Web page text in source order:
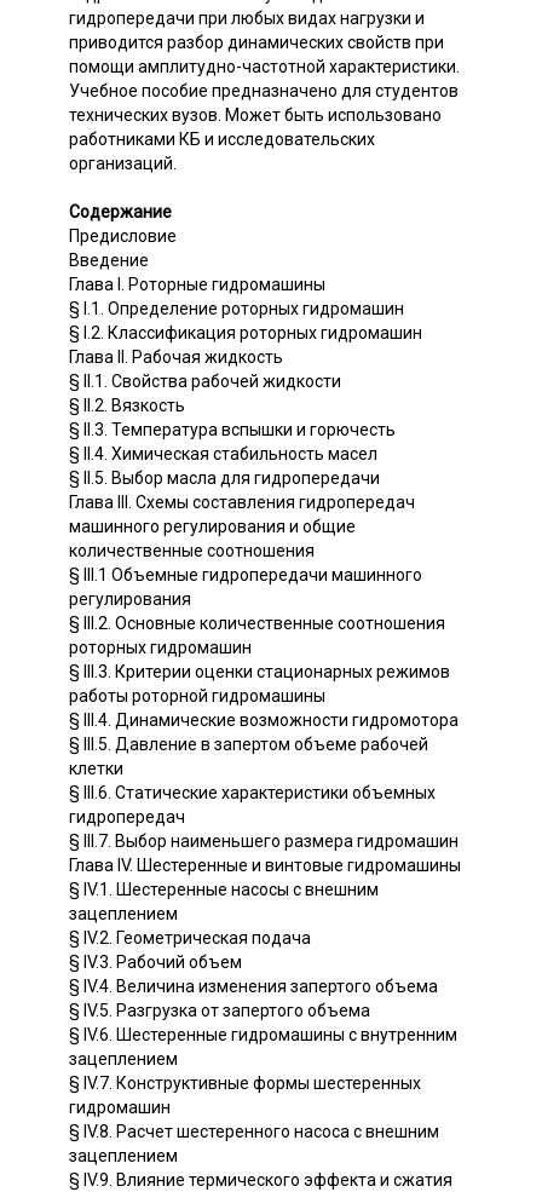
гидропередачи при любых видах нагрузки и
приводится разбор динамических свойств при
помощи амплитудно-частотной характеристики.
Учебное пособие предназначено для студентов
технических вузов. Может быть использовано
работниками КБ и исследовательских
организаций.
Содержание
Предисловие
Введение
Глава I. Роторные гидромашины
§ I.1. Определение роторных гидромашин
§ I.2. Классификация роторных гидромашин
Глава II. Рабочая жидкость
§ II.1. Свойства рабочей жидкости
§ II.2. Вязкость
§ II.3. Температура вспышки и горючесть
§ II.4. Химическая стабильность масел
§ II.5. Выбор масла для гидропередачи
Глава III. Схемы составления гидропередач
машинного регулирования и общие
количественные соотношения
§ III.1 Объемные гидропередачи машинного
регулирования
§ III.2. Основные количественные соотношения
роторных гидромашин
§ III.3. Критерии оценки стационарных режимов
работы роторной гидромашины
§ III.4. Динамические возможности гидромотора
§ III.5. Давление в запертом объеме рабочей
клетки
§ III.6. Статические характеристики объемных
гидропередач
§ III.7. Выбор наименьшего размера гидромашин
Глава IV. Шестеренные и винтовые гидромашины
§ IV.1. Шестеренные насосы с внешним
зацеплением
§ IV.2. Геометрическая подача
§ IV.3. Рабочий объем
§ IV.4. Величина изменения запертого объема
§ IV.5. Разгрузка от запертого объема
§ IV.6. Шестеренные гидромашины с внутренним
зацеплением
§ IV.7. Конструктивные формы шестеренных
гидромашин
§ IV.8. Расчет шестеренного насоса с внешним
зацеплением
§ IV.9. Влияние термического эффекта и сжатия